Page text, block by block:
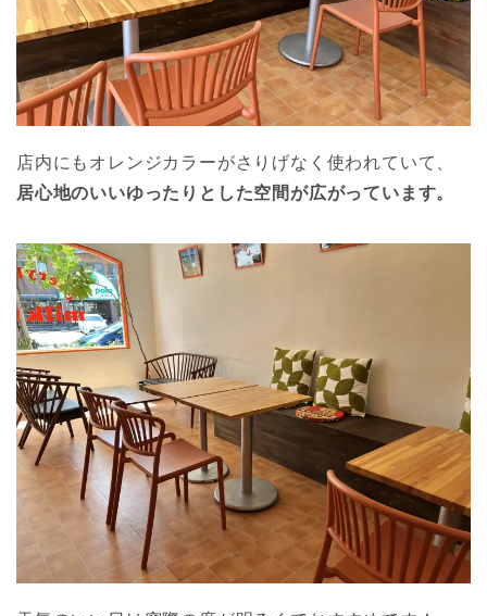
店内にもオレンジカラーがさりげなく使われていて、
居心地のいいゆったりとした空間が広がっています。